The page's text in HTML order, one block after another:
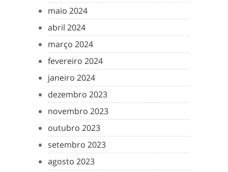
maio 2024
abril 2024
março 2024
fevereiro 2024
janeiro 2024
dezembro 2023
novembro 2023
outubro 2023
setembro 2023
agosto 2023